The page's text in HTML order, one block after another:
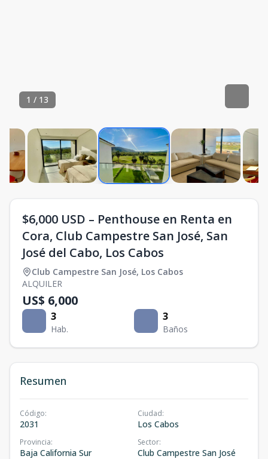
1 / 13
$6,000 USD – Penthouse en Renta en
Cora, Club Campestre San José, San
José del Cabo, Los Cabos
Club Campestre San José, Los Cabos
ALQUILER
US$ 6,000
3
Hab.
3
Baños
Resumen
Código:
2031
Ciudad:
Los Cabos
Provincia:
Baja California Sur
Sector:
Club Campestre San José